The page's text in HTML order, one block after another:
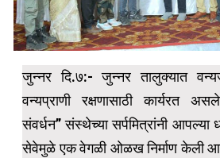
जुन्नर दि.७:- जुन्नर तालुक्यात
वन्यप्राणी रक्षणासाठी कार्यरत
संवर्धन” संस्थेच्या सर्पमित्रांनी आपल्या
सेवेमुळे एक वेगळी ओळख निर्माण केली